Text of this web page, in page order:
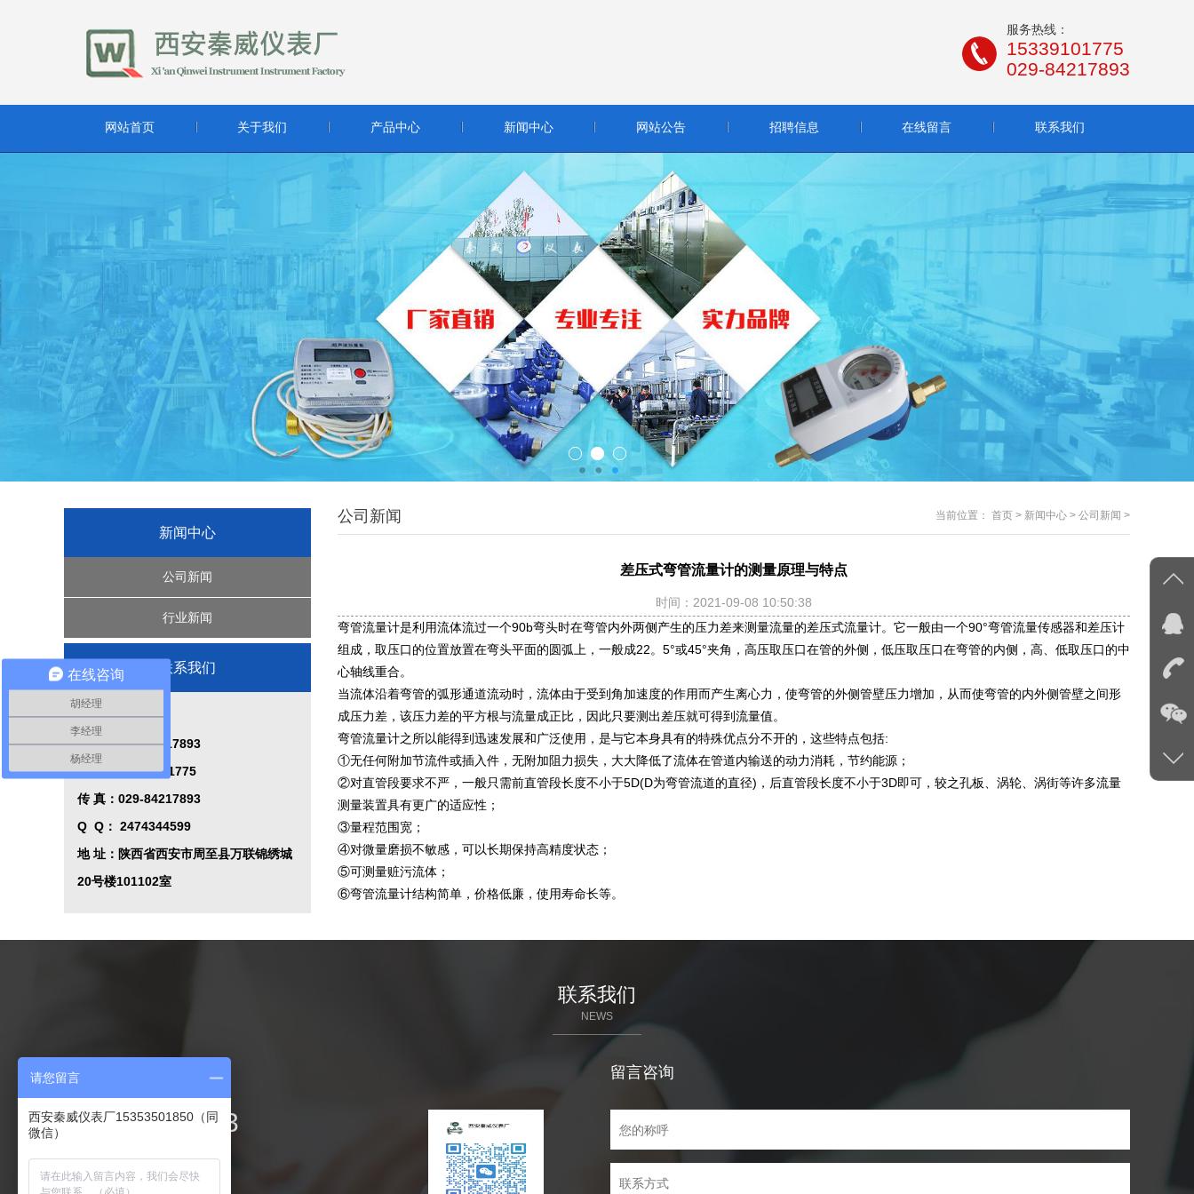
服务热线：
15339101775
029-84217893
网站首页 关于我们 产品中心 新闻中心 网站公告 招聘信息 在线留言 联系我们
新闻中心
公司新闻
行业新闻
联系我们
西安秦威仪表厂
电 话：029-84217893
手 机：15339101775
传 真：029-84217893
Q Q ： 2474344599
地 址：陕西省西安市周至县万联锦绣城
20号楼101102室
公司新闻 当前位置： 首页 > 新闻中心 > 公司新闻 >
差压式弯管流量计的测量原理与特点
时间：2021-09-08 10:50:38
弯管流量计是利用流体流过一个90b弯头时在弯管内外两侧产生的压力差来测量流量的差压式流量计。它一般由一个90°弯管流量传感器和差压计
组成，取压口的位置放置在弯头平面的圆弧上，一般成22。5°或45°夹角，高压取压口在管的外侧，低压取压口在弯管的内侧，高、低取压口的中
心轴线重合。
当流体沿着弯管的弧形通道流动时，流体由于受到角加速度的作用而产生离心力，使弯管的外侧管壁压力增加，从而使弯管的内外侧管壁之间形
成压力差，该压力差的平方根与流量成正比，因此只要测出差压就可得到流量值。
弯管流量计之所以能得到迅速发展和广泛使用，是与它本身具有的特殊优点分不开的，这些特点包括:
①无任何附加节流件或插入件，无附加阻力损失，大大降低了流体在管道内输送的动力消耗，节约能源；
②对直管段要求不严，一般只需前直管段长度不小于5D(D为弯管流道的直径)，后直管段长度不小于3D即可，较之孔板、涡轮、涡街等许多流量
测量装置具有更广的适应性；
③量程范围宽；
④对微量磨损不敏感，可以长期保持高精度状态；
⑤可测量赃污流体；
⑥弯管流量计结构简单，价格低廉，使用寿命长等。
联系我们
NEWS
联系我们
029-84217893
手 机：15339101775
留言咨询
在线咨询
胡经理
李经理
杨经理
请您留言
西安秦威仪表厂15353501850（同
微信）